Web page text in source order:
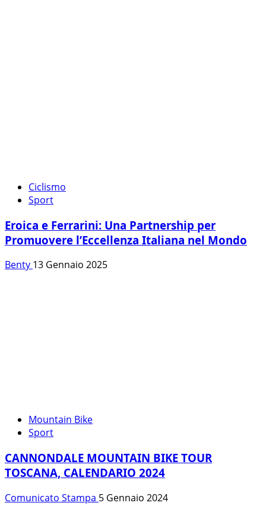
Ciclismo
Sport
Eroica e Ferrarini: Una Partnership per
Promuovere l’Eccellenza Italiana nel Mondo
Benty 13 Gennaio 2025
Mountain Bike
Sport
CANNONDALE MOUNTAIN BIKE TOUR
TOSCANA, CALENDARIO 2024
Comunicato Stampa 5 Gennaio 2024